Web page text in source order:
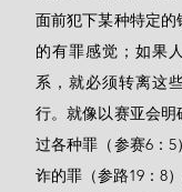
面前犯下某种特定
的有罪感觉；如果
系，就必须转离这
行。就像以赛亚会
过各种罪（参赛6：
诈的罪（参路19：8）